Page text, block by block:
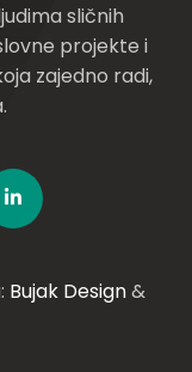
sličnih
projekte i
zajedno radi,
Bujak Design&